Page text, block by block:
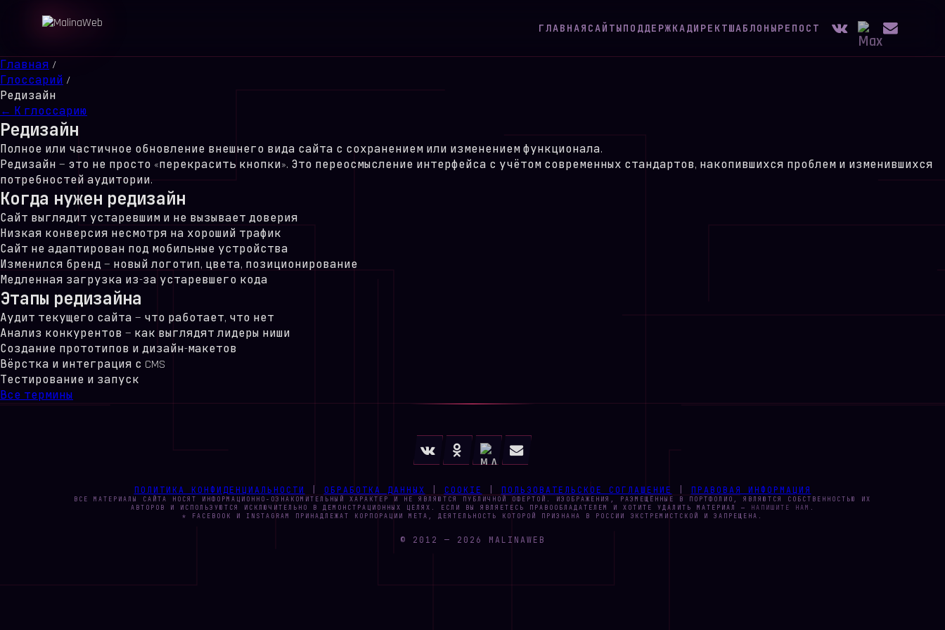
ГЛАВНАЯ САЙТЫПОДДЕРЖКАДИРЕКТШАБЛОНЫРЕПОСТ
Главная /
Глоссарий /
Редизайн
← К глоссарию
Редизайн
Полное или частичное обновление внешнего вида сайта с сохранением или изменением функционала.
Редизайн — это не просто «перекрасить кнопки». Это переосмысление интерфейса с учётом современных стандартов, накопившихся проблем и изменившихся
потребностей аудитории.
Когда нужен редизайн
Сайт выглядит устаревшим и не вызывает доверия
Низкая конверсия несмотря на хороший трафик
Сайт не адаптирован под мобильные устройства
Изменился бренд — новый логотип, цвета, позиционирование
Медленная загрузка из-за устаревшего кода
Этапы редизайна
Аудит текущего сайта — что работает, что нет
Анализ конкурентов — как выглядят лидеры ниши
Создание прототипов и дизайн-макетов
Вёрстка и интеграция с CMS
Тестирование и запуск
Все термины
ПОЛИТИКА КОНФИДЕНЦИАЛЬНОСТИ ОБРАБОТКА ДАННЫХ COOKIE ПОЛЬЗОВАТЕЛЬСКОЕ СОГЛАШЕНИЕ ПРАВОВАЯ ИНФОРМАЦИЯ
ВСЕ МАТЕРИАЛЫ САЙТА НОСЯТ ИНФОРМАЦИОННО-ОЗНАКОМИТЕЛЬНЫЙ ХАРАКТЕР И НЕ ЯВЛЯЮТСЯ ПУБЛИЧНОЙ ОФЕРТОЙ. ИЗОБРАЖЕНИЯ, РАЗМЕЩЁННЫЕ В ПОРТФОЛИО, ЯВЛЯЮТСЯ СОБСТВЕННОСТЬЮ ИХ
АВТОРОВ И ИСПОЛЬЗУЮТСЯ ИСКЛЮЧИТЕЛЬНО В ДЕМОНСТРАЦИОННЫХ ЦЕЛЯХ. ЕСЛИ ВЫ ЯВЛЯЕТЕСЬ ПРАВООБЛАДАТЕЛЕМ И ХОТИТЕ УДАЛИТЬ МАТЕРИАЛ —
НАПИШИТЕ НАМ .
* FACEBOOK И INSTAGRAM ПРИНАДЛЕЖАТ КОРПОРАЦИИ META, ДЕЯТЕЛЬНОСТЬ КОТОРОЙ ПРИЗНАНА В РОССИИ ЭКСТРЕМИСТСКОЙ И ЗАПРЕЩЕНА.
© 2012 — 2026 MALINAWEB